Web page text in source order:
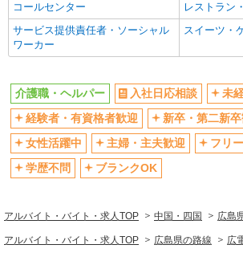
コールセンター
レストラン
サービス提供責任者・ソーシャル
ワーカー
スイーツ・
介護職・ヘルパー 入社日応相談
未
経験者・有資格者歓迎
新卒・第二新
女性活躍中
主婦・主夫歓迎
フリ
学歴不問
ブランクOK
アルバイト・バイト・求人TOP 中国・四国 広島
アルバイト・バイト・求人TOP 広島県の路線 広